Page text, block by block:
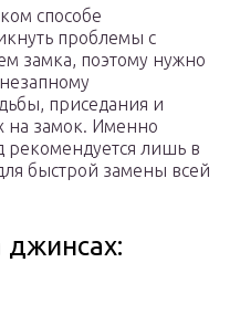
способе
проблемы с
замка, поэтому нужно
приседания и
на замок. Именно
рекомендуется лишь в
быстрой замены всей